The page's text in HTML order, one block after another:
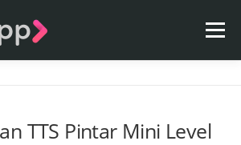
Menu
TTS Pintar Mini Level